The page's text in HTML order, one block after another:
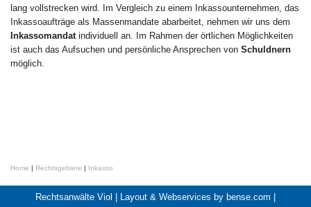
lang vollstrecken wird. Im Vergleich zu einem Inkassounternehmen, das
Inkassoaufträge als Massenmandate abarbeitet, nehmen wir uns dem
Inkassomandat individuell an. Im Rahmen der örtlichen Möglichkeiten
ist auch das Aufsuchen und persönliche Ansprechen von Schuldnern
möglich.
Home | Rechtsgebiete | Inkasso
Rechtsanwälte Viol | Layout & Webservices by bense.com |